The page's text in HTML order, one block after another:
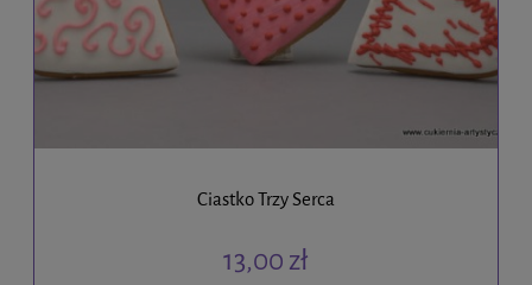
Ciastko Trzy Serca
13,00 zł